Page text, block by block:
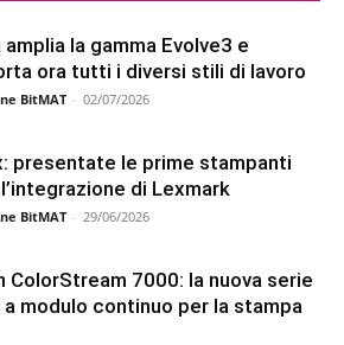
amplia la gamma Evolve3 e
ora tutti i diversi stili di lavoro
BitMAT - 02/07/2026
presentate le prime stampanti
di Lexmark
BitMAT - 29/06/2026
ColorStream 7000: la nuova serie
modulo continuo per la stampa